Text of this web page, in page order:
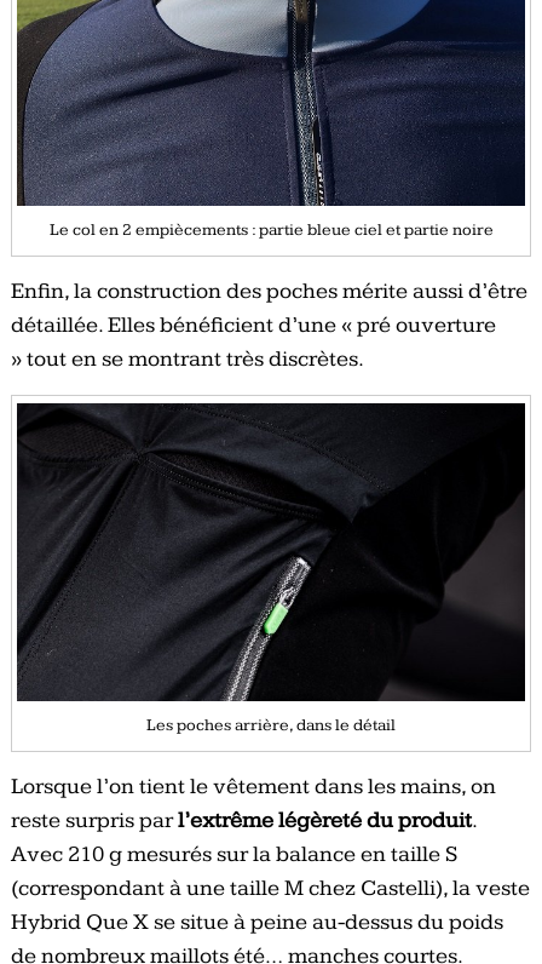
Le col en 2 empiècements : partie bleue ciel et partie noire
Enfin, la construction des poches mérite aussi d’être
détaillée. Elles bénéficient d’une « pré ouverture
» tout en se montrant très discrètes.
Les poches arrière, dans le détail
Lorsque l’on tient le vêtement dans les mains, on
reste surpris parl’extrême légèreté du produit.
Avec 210 g mesurés sur la balance en taille S
(correspondant à une taille M chez Castelli), la veste
Hybrid Que X se situe à peine au-dessus du poids
de nombreux maillots été… manches courtes.